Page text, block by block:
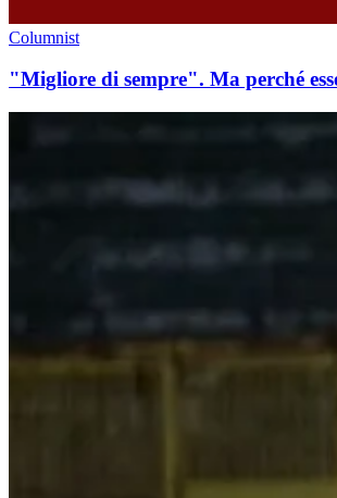
Columnist
"Migliore di sempre". Ma perché